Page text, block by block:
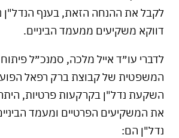
לקבל את ההנחה הזאת, בענף הנדל"ן
דווקא משקיעים ממעמד הביניים.
לדברי עו״ד אייל מלכה, סמנכ״ל
המשפטית של קבוצת ברק רפאל
השקעת נדל"ן בקרקעות פרטיות,
את המשקיעים הפרטיים ומעמד
נדל"ן הם: